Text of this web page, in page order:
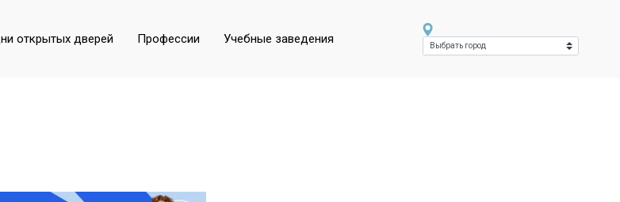
открытых дверей Профессии Учебные заведения